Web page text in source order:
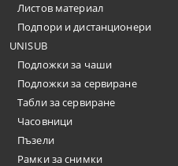
Листов материал
Подпори и дистанционери
UNISUB
Подложки за чаши
Подложки за сервиране
Табли за сервиране
Часовници
Пъзели
Рамки за снимки